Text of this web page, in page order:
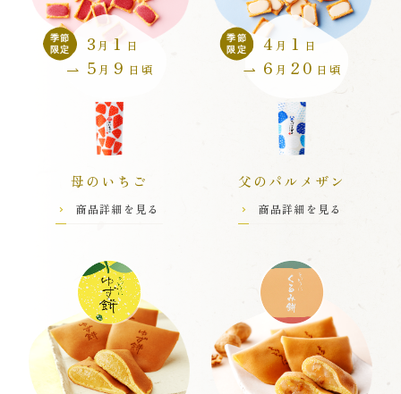
季節
限定
3 月 1 日
5 月 9 日頃
母のいちご
商品詳細を見る
季節
限定
4 月 1 日
6 月 20 日頃
父のパルメザン
商品詳細を見る